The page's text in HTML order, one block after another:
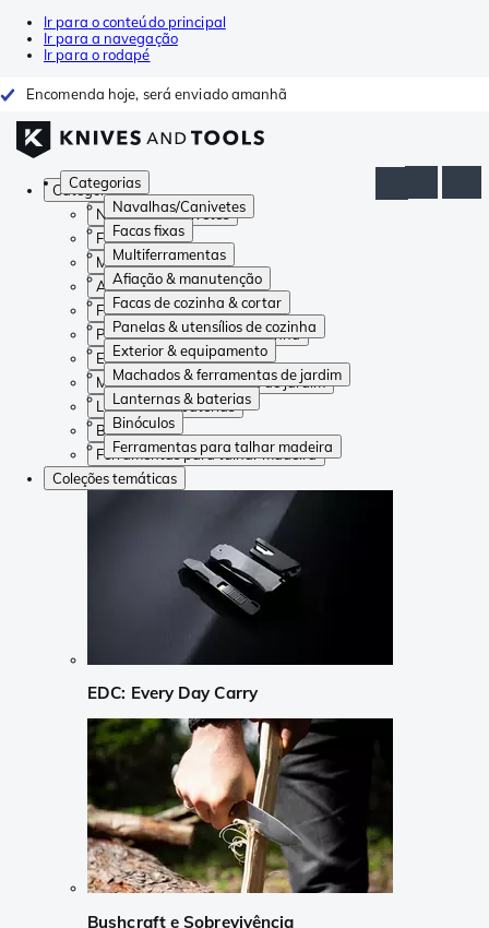
Ir para o conteúdo principal
Ir para a navegação
Ir para o rodapé
Encomenda hoje, será enviado amanhã
Categorias
Navalhas/Canivetes
Facas fixas
Multiferramentas
Afiação & manutenção
Facas de cozinha & cortar
Panelas & utensílios de cozinha
Exterior & equipamento
Machados & ferramentas de jardim
Lanternas & baterias
Binóculos
Ferramentas para talhar madeira
Categorias
Navalhas/Canivetes
Facas fixas
Multiferramentas
Afiação & manutenção
Facas de cozinha & cortar
Panelas & utensílios de cozinha
Exterior & equipamento
Machados & ferramentas de jardim
Lanternas & baterias
Binóculos
Ferramentas para talhar madeira
Coleções temáticas
EDC: Every Day Carry
Bushcraft e Sobrevivência